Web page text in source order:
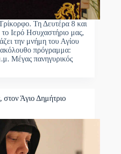
Τη Δευτέρα 8 και
Ιερό Ησυχαστήριο μας,
την μνήμη του Αγίου
πρόγραμμα:
Μέγας πανηγυρικός
στον Άγιο Δημήτριο